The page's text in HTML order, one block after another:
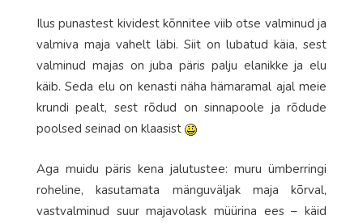
Ilus punastest kividest kõnnitee viib otse valminud ja
valmiva maja vahelt läbi. Siit on lubatud käia, sest
valminud majas on juba päris palju elanikke ja elu
käib. Seda elu on kenasti näha hämaramal ajal meie
krundi pealt, sest rõdud on sinnapoole ja rõdude
poolsed seinad on klaasist
Aga muidu päris kena jalutustee: muru ümberringi
roheline, kasutamata mänguväljak maja kõrval,
vastvalminud suur majavolask müürina ees – käid